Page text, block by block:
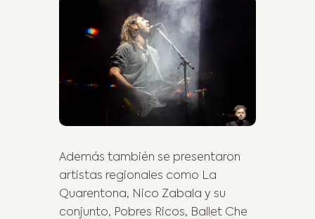
Además también se presentaron
artistas regionales como La
Quarentona, Nico Zabala y su
conjunto, Pobres Ricos, Ballet Che